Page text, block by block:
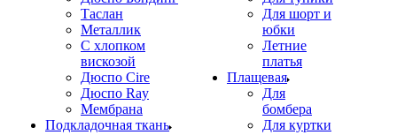
Таслан
Металлик
С хлопком
вискозой
Дюспо Cire
Дюспо Ray
Мембрана
Подкладочная ткань
Для шорт и
юбки
Летние
платья
Плащевая
Для
бомбера
Для куртки